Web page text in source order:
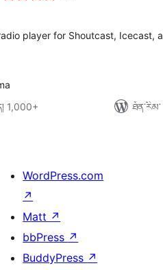
player for Shoutcast, Icecast,
1,000+
WordPress.com
↗
Matt ↗
bbPress ↗
BuddyPress ↗